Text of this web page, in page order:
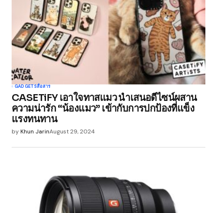
GADGETSสื่อสาร
CASETiFY เอาใจทาสแมว นำเสนอดีไซน์ผสาน
ความน่ารัก “น้องแมว” เข้ากับการปกป้องที่แข็ง
แรงทนทาน
byKhun JarinAugust 29, 2024